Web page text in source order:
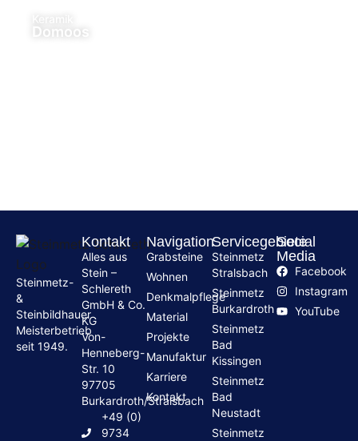
Domoos
Steinmetz-
&
Steinbildhauer
Meisterbetrieb
seit 1949.
Kontakt
Alles aus
Stein –
Schlereth
GmbH & Co.
KG
Von-
Henneberg-
Str. 10
97705
Burkardroth/Stralsbach
+49 (0)
9734
Navigation
Grabsteine
Wohnen
Denkmalpflege
Material
Projekte
Manufaktur
Karriere
Kontakt
Servicegebiete
Steinmetz
Stralsbach
Steinmetz
Burkardroth
Steinmetz
Bad
Kissingen
Steinmetz
Bad
Neustadt
Steinmetz
Social
Media
Facebook
Instagram
YouTube